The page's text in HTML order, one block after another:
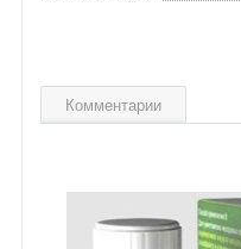
Комментарии